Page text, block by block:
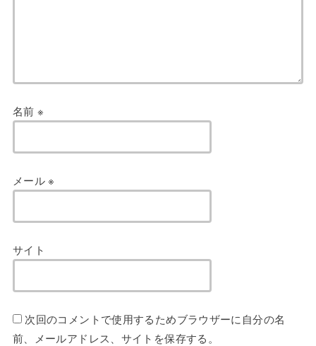
名前※
メール※
サイト
次回のコメントで使用するためブラウザーに自分の名
前、メールアドレス、サイトを保存する。